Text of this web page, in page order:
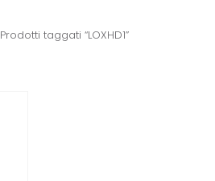
Prodotti taggati “LOXHD1”